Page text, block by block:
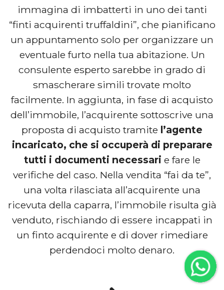
immagina di imbatterti in uno dei tanti
“finti acquirenti truffaldini”, che pianificano
un appuntamento solo per organizzare un
eventuale furto nella tua abitazione. Un
consulente esperto sarebbe in grado di
smascherare simili trovate molto
facilmente. In aggiunta, in fase di acquisto
dell’immobile, l’acquirente sottoscrive una
proposta di acquisto tramite l’agente
incaricato, che si occuperà di preparare
tutti i documenti necessari e fare le
verifiche del caso. Nella vendita “fai da te”,
una volta rilasciata all’acquirente una
ricevuta della caparra, l’immobile risulta già
venduto, rischiando di essere incappati in
un finto acquirente e di dover rimediare
perdendoci molto denaro.